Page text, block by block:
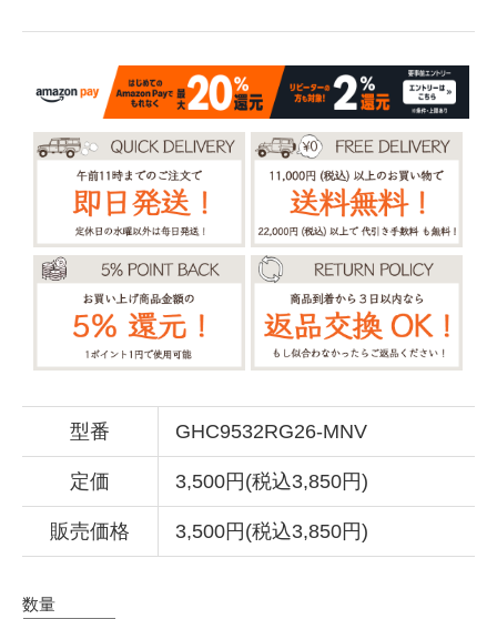
型番 GHC9532RG26-MNV
定価 3,500円(税込3,850円)
販売価格 3,500円(税込3,850円)
数量